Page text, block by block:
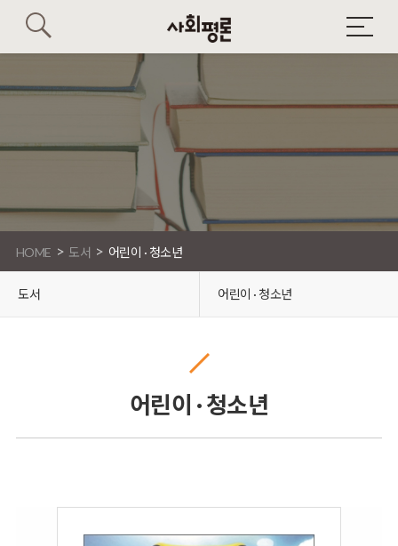
HOME > 도서 > 어린이 · 청소년
도서 어린이 · 청소년
어린이 · 청소년